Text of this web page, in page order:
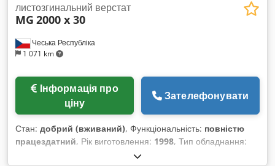
Чеська Республіка
1 071 km
листозгинальний верстат
MG 2000 x 30
ціну
Зателефонувати
Стан: добрий (вживаний), Функціональність: повністю
працездатний, Рік виготовлення: 1998, Тип обладнання:
гідравлічний чотиривальцовий листозгинальний верстат